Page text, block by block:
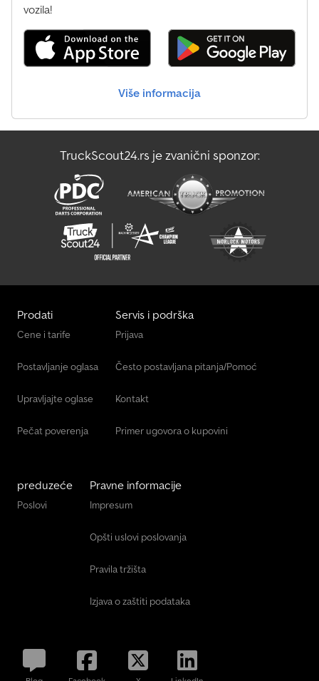
vozila!
Više informacija
TruckScout24.rs je zvanični sponzor:
Prodati
Cene i tarife
Postavljanje oglasa
Upravljajte oglase
Pečat poverenja
Servis i podrška
Prijava
Često postavljana pitanja/Pomoć
Kontakt
Primer ugovora o kupovini
preduzeće
Poslovi
Pravne informacije
Impresum
Opšti uslovi poslovanja
Pravila tržišta
Izjava o zaštiti podataka